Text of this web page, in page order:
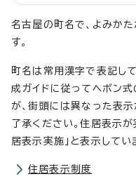
名古屋の町名で、よみかた
す。
町名は常用漢字で表記し
成ガイドに従ってヘボン
が、街頭には異なった表
了承ください。住居表示
居表示実施」と表示してい
住居表示制度